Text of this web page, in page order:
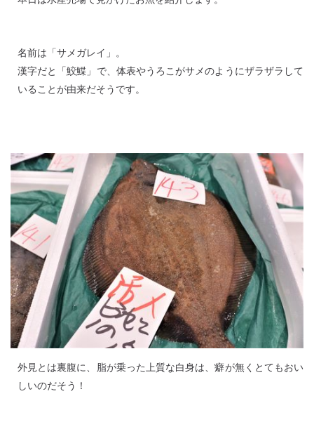
名前は「サメガレイ」。
漢字だと「鮫鰈」で、体表やうろこがサメのようにザラザラして
いることが由来だそうです。
外見とは裏腹に、脂が乗った上質な白身は、癖が無くとてもおい
しいのだそう！